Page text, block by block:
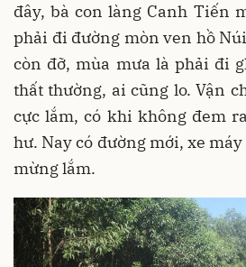
đây, bà con làng Canh Tiến
phải đi đường mòn ven hồ
còn đỡ, mùa mưa là phải đi
thất thường, ai cũng lo. Vận
cực lắm, có khi không đem
hư. Nay có đường mới, xe
mừng lắm.